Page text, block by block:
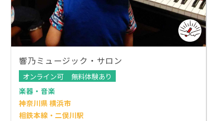
響乃ミュージック・サロン
オンライン可
無料体験あり
楽器・音楽
神奈川県 横浜市
相鉄本線・二俣川駅